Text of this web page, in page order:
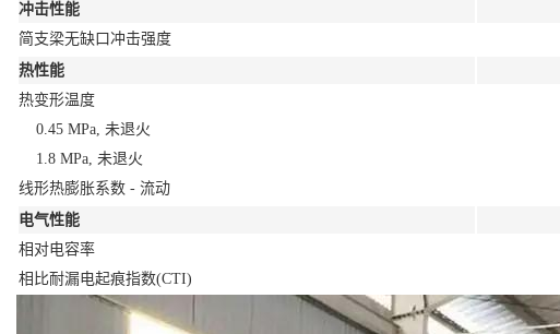
冲击性能
简支梁无缺口冲击强度
热性能
热变形温度
0.45 MPa, 未退火
1.8 MPa, 未退火
线形热膨胀系数 - 流动
电气性能
相对电容率
相比耐漏电起痕指数(CTI)